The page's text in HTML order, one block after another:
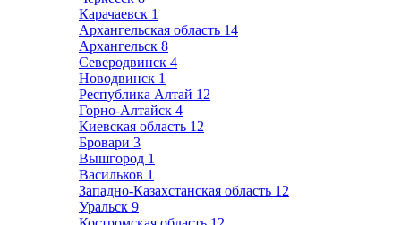
Карачаевск 1
Архангельская область 14
Архангельск 8
Северодвинск 4
Новодвинск 1
Республика Алтай 12
Горно-Алтайск 4
Киевская область 12
Бровари 3
Вышгород 1
Васильков 1
Западно-Казахстанская область 12
Уральск 9